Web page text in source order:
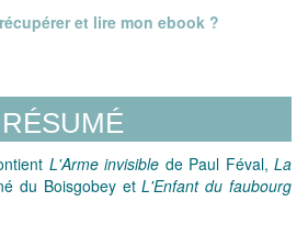
et lire mon ebook ?
RÉSUMÉ
L'Arme invisible de Paul Féval,La
du Boisgobey etL'Enfant du faubourg